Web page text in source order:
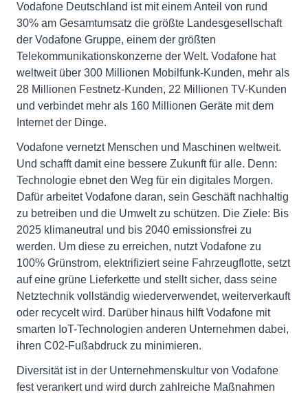
Vodafone Deutschland ist mit einem Anteil von rund
30% am Gesamtumsatz die größte Landesgesellschaft
der Vodafone Gruppe, einem der größten
Telekommunikationskonzerne der Welt. Vodafone hat
weltweit über 300 Millionen Mobilfunk-Kunden, mehr als
28 Millionen Festnetz-Kunden, 22 Millionen TV-Kunden
und verbindet mehr als 160 Millionen Geräte mit dem
Internet der Dinge.
Vodafone vernetzt Menschen und Maschinen weltweit.
Und schafft damit eine bessere Zukunft für alle. Denn:
Technologie ebnet den Weg für ein digitales Morgen.
Dafür arbeitet Vodafone daran, sein Geschäft nachhaltig
zu betreiben und die Umwelt zu schützen. Die Ziele: Bis
2025 klimaneutral und bis 2040 emissionsfrei zu
werden. Um diese zu erreichen, nutzt Vodafone zu
100% Grünstrom, elektrifiziert seine Fahrzeugflotte, setzt
auf eine grüne Lieferkette und stellt sicher, dass seine
Netztechnik vollständig wiederverwendet, weiterverkauft
oder recycelt wird. Darüber hinaus hilft Vodafone mit
smarten IoT-Technologien anderen Unternehmen dabei,
ihren C02-Fußabdruck zu minimieren.
Diversität ist in der Unternehmenskultur von Vodafone
fest verankert und wird durch zahlreiche Maßnahmen